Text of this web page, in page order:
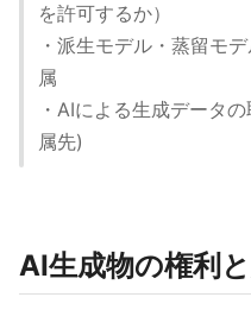
を許可するか）
・派生モデル・蒸留モ
属
・AIによる生成データ
属先)
AI生成物の権利